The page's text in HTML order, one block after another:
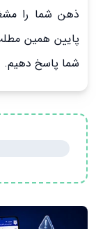
ذهن شما را
پایین همین
شما پاسخ دهیم.